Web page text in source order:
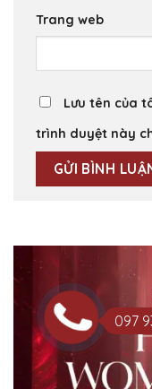
Trang web
Lưu tên của
trình duyệt này
097